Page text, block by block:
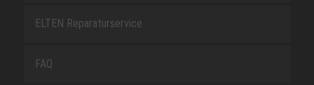
ELTEN Reparaturservice
FAQ